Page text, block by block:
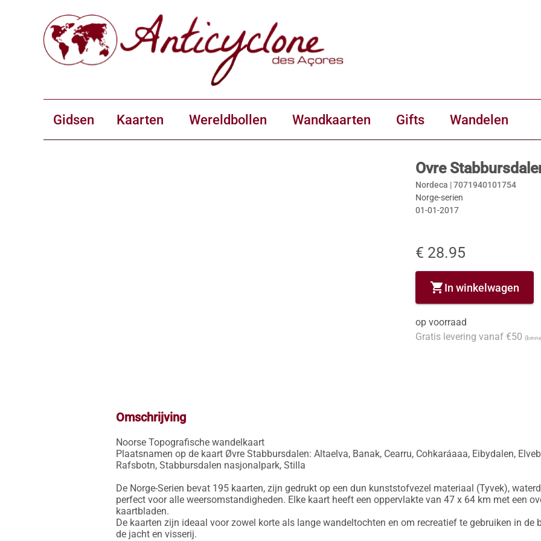
Gidsen Kaarten Wereldbollen Wandkaarten Gifts Wandelen
Ovre
Nordeca |7071940101754
Norge-serien
01-01-2017
€ 28.95
shopping_cartIn winkelwagen
op voorraad
Gratis levering vanaf €50
Omschrijving
Noorse Topografische wandelkaart
Plaatsnamen op de kaart Øvre Stabbursdalen: Altaelva, Banak, Cearru, Cohkaráaaa, Eibydalen,
Rafsbotn, Stabbursdalen nasjonalpark, Stilla
De Norge-Serien bevat 195 kaarten, zijn gedrukt op een dun kunststofvezel materiaal (Tyvek),
perfect voor alle weersomstandigheden. Elke kaart heeft een oppervlakte van 47 x 64 km met een
kaartbladen.
De kaarten zijn ideaal voor zowel korte als lange wandeltochten en om recreatief te gebruiken in de
de jacht en visserij.